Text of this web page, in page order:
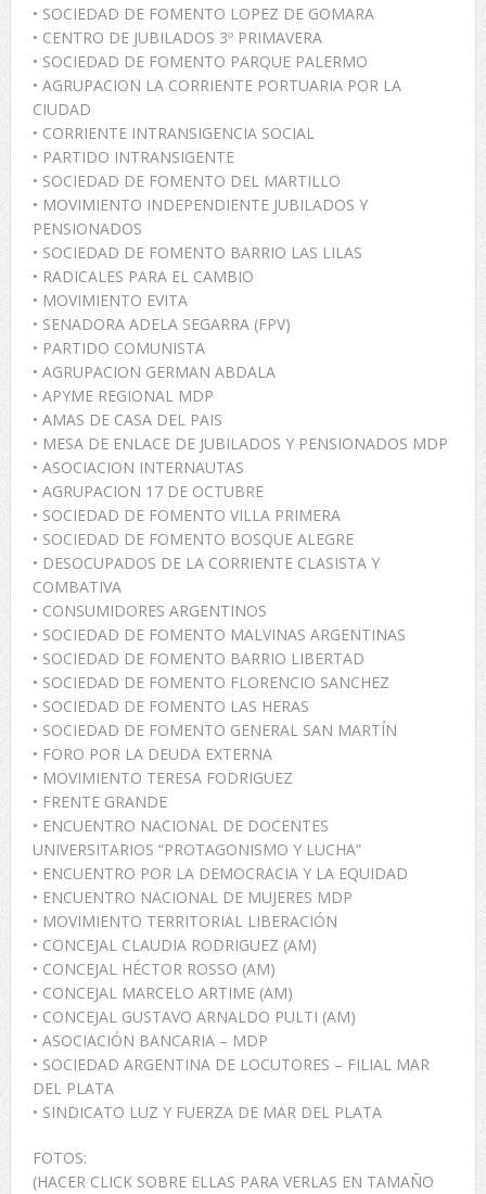
• SOCIEDAD DE FOMENTO LOPEZ DE GOMARA
• CENTRO DE JUBILADOS 3º PRIMAVERA
• SOCIEDAD DE FOMENTO PARQUE PALERMO
• AGRUPACION LA CORRIENTE PORTUARIA POR LA
CIUDAD
• CORRIENTE INTRANSIGENCIA SOCIAL
• PARTIDO INTRANSIGENTE
• SOCIEDAD DE FOMENTO DEL MARTILLO
• MOVIMIENTO INDEPENDIENTE JUBILADOS Y
PENSIONADOS
• SOCIEDAD DE FOMENTO BARRIO LAS LILAS
• RADICALES PARA EL CAMBIO
• MOVIMIENTO EVITA
• SENADORA ADELA SEGARRA (FPV)
• PARTIDO COMUNISTA
• AGRUPACION GERMAN ABDALA
• APYME REGIONAL MDP
• AMAS DE CASA DEL PAIS
• MESA DE ENLACE DE JUBILADOS Y PENSIONADOS MDP
• ASOCIACION INTERNAUTAS
• AGRUPACION 17 DE OCTUBRE
• SOCIEDAD DE FOMENTO VILLA PRIMERA
• SOCIEDAD DE FOMENTO BOSQUE ALEGRE
• DESOCUPADOS DE LA CORRIENTE CLASISTA Y
COMBATIVA
• CONSUMIDORES ARGENTINOS
• SOCIEDAD DE FOMENTO MALVINAS ARGENTINAS
• SOCIEDAD DE FOMENTO BARRIO LIBERTAD
• SOCIEDAD DE FOMENTO FLORENCIO SANCHEZ
• SOCIEDAD DE FOMENTO LAS HERAS
• SOCIEDAD DE FOMENTO GENERAL SAN MARTÍN
• FORO POR LA DEUDA EXTERNA
• MOVIMIENTO TERESA FODRIGUEZ
• FRENTE GRANDE
• ENCUENTRO NACIONAL DE DOCENTES
UNIVERSITARIOS “PROTAGONISMO Y LUCHA”
• ENCUENTRO POR LA DEMOCRACIA Y LA EQUIDAD
• ENCUENTRO NACIONAL DE MUJERES MDP
• MOVIMIENTO TERRITORIAL LIBERACIÓN
• CONCEJAL CLAUDIA RODRIGUEZ (AM)
• CONCEJAL HÉCTOR ROSSO (AM)
• CONCEJAL MARCELO ARTIME (AM)
• CONCEJAL GUSTAVO ARNALDO PULTI (AM)
• ASOCIACIÓN BANCARIA – MDP
• SOCIEDAD ARGENTINA DE LOCUTORES – FILIAL MAR
DEL PLATA
• SINDICATO LUZ Y FUERZA DE MAR DEL PLATA
FOTOS:
(HACER CLICK SOBRE ELLAS PARA VERLAS EN TAMAÑO